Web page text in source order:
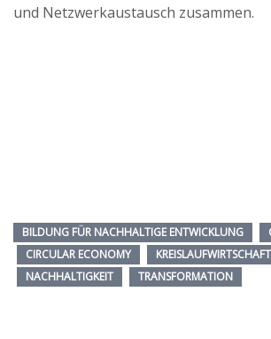
und Netzwerkaustausch zusammen.
BILDUNG FÜR NACHHALTIGE ENTWICKLUNG
CIRCULAR ECONOMY
KREISLAUFWIRTSCHAFT
NACHHALTIGKEIT
TRANSFORMATION